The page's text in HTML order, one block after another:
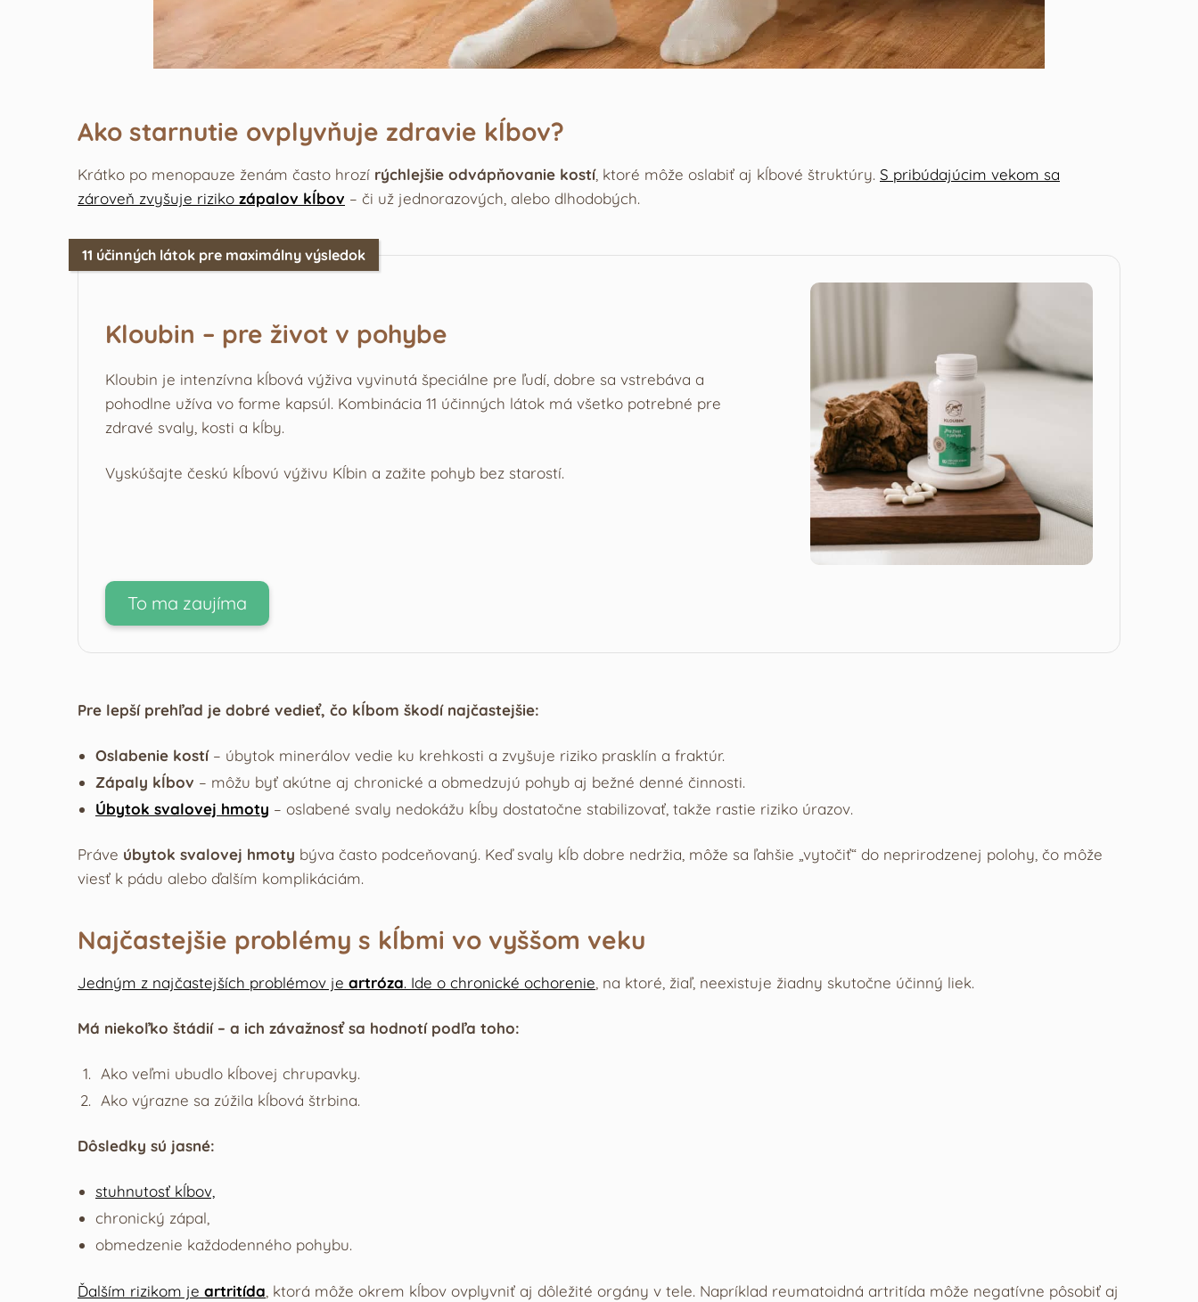
Ako starnutie ovplyvňuje zdravie kĺbov?
Krátko po menopauze ženám často hrozí rýchlejšie odvápňovanie kostí, ktoré môže oslabiť aj kĺbové štruktúry. S pribúdajúcim vekom sa
zároveň zvyšuje riziko zápalov kĺbov – či už jednorazových, alebo dlhodobých.
11 účinných látok pre maximálny výsledok
Kloubin – pre život v pohybe
Kloubin je intenzívna kĺbová výživa vyvinutá špeciálne pre ľudí, dobre sa vstrebáva a
pohodlne užíva vo forme kapsúl. Kombinácia 11 účinných látok má všetko potrebné pre
zdravé svaly, kosti a kĺby.
Vyskúšajte českú kĺbovú výživu Kĺbin a zažite pohyb bez starostí.
To ma zaujíma
Pre lepší prehľad je dobré vedieť, čo kĺbom škodí najčastejšie:
Oslabenie kostí– úbytok minerálov vedie ku krehkosti a zvyšuje riziko prasklín a fraktúr.
Zápaly kĺbov – môžu byť akútne aj chronické a obmedzujú pohyb aj bežné denné činnosti.
Úbytok svalovej hmoty – oslabené svaly nedokážu kĺby dostatočne stabilizovať, takže rastie riziko úrazov.
Práve úbytok svalovej hmoty býva často podceňovaný. Keď svaly kĺb dobre nedržia, môže sa ľahšie „vytočiť“ do neprirodzenej polohy, čo môže
viesť k pádu alebo ďalším komplikáciám.
Najčastejšie problémy s kĺbmi vo vyššom veku
Jedným z najčastejších problémov je artróza. Ide o chronické ochorenie, na ktoré, žiaľ, neexistuje žiadny skutočne účinný liek.
Má niekoľko štádií – a ich závažnosť sa hodnotí podľa toho:
Ako veľmi ubudlo kĺbovej chrupavky.
Ako výrazne sa zúžila kĺbová štrbina.
Dôsledky sú jasné:
stuhnutosť kĺbov,
chronický zápal,
obmedzenie každodenného pohybu.
Ďalším rizikom je artritída , ktorá môže okrem kĺbov ovplyvniť aj dôležité orgány v tele. Napríklad reumatoidná artritída môže negatívne pôsobiť aj